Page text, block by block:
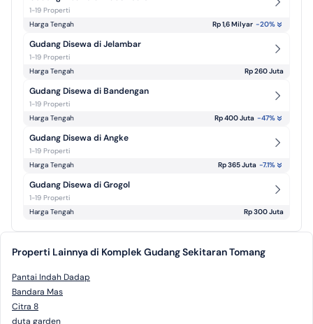
1-19 Properti
Harga Tengah
Rp 1,6 Milyar -20%
Gudang Disewa di Jelambar
1-19 Properti
Harga Tengah
Rp 260 Juta
Gudang Disewa di Bandengan
1-19 Properti
Harga Tengah
Rp 400 Juta -47%
Gudang Disewa di Angke
1-19 Properti
Harga Tengah
Rp 365 Juta -7.1%
Gudang Disewa di Grogol
1-19 Properti
Harga Tengah
Rp 300 Juta
Properti Lainnya di Komplek Gudang Sekitaran Tomang
Pantai Indah Dadap
Bandara Mas
Citra 8
duta garden